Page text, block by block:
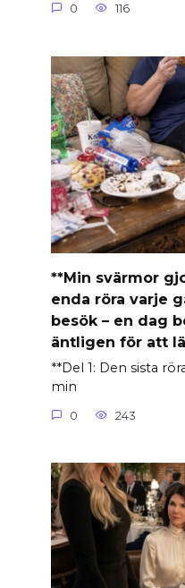
0 116
**Min svärmor
enda röra varje
besök – en dag
äntligen för att
**Del 1: Den sista
min
0 243